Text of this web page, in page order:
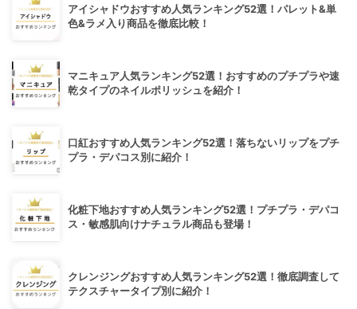
アイシャドウおすすめ人気ランキング52選！パレット&単
色&ラメ入り商品を徹底比較！
マニキュア人気ランキング52選！おすすめのプチプラや速
乾タイプのネイルポリッシュを紹介！
口紅おすすめ人気ランキング52選！落ちないリップをプチ
プラ・デパコス別に紹介！
化粧下地おすすめ人気ランキング52選！プチプラ・デパコ
ス・敏感肌向けナチュラル商品も登場！
クレンジングおすすめ人気ランキング52選！徹底調査して
テクスチャータイプ別に紹介！